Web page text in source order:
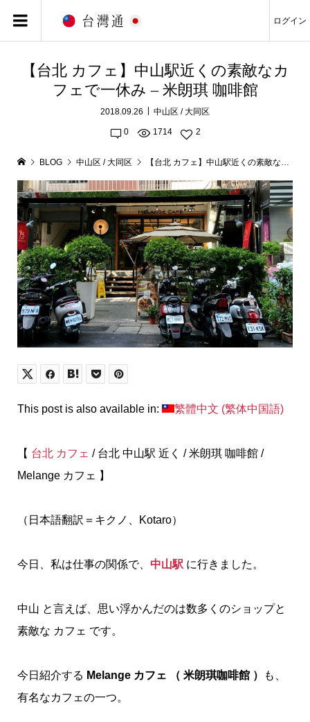
ログイン
【台北 カフェ】中山駅近くの素敵なカ
フェで一休み – 米朗琪 咖啡館
2018.09.26 中山区 / 大同区
0 1714 2
BLOG 中山区 / 大同区 【台北 カフェ】中山駅近くの素敵なカフェで一休み – 米朗琪 咖啡館
This post is also available in: 繁體中文 (繁体中国語)
【 台北 カフェ / 台北 中山駅 近く / 米朗琪 咖啡館 /
Melange カフェ 】
（日本語翻訳＝キクノ、Kotaro）
今日、私は仕事の関係で、 中山駅 に行きました。
中山 と言えば、思い浮かんだのは数多くのショップと
素敵な カフェ です。
今日紹介する Melange カフェ （ 米朗琪咖啡館 ）
も、
有名なカフェの一つ。